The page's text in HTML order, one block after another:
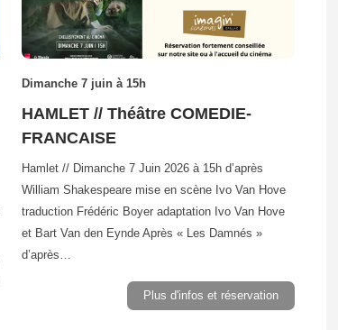
Dimanche 7 juin à 15h
HAMLET // Théâtre COMEDIE-
FRANCAISE
Hamlet // Dimanche 7 Juin 2026 à 15h d’après
William Shakespeare mise en scène Ivo Van Hove
traduction Frédéric Boyer adaptation Ivo Van Hove
et Bart Van den Eynde Après « Les Damnés »
d’après…
Plus d'infos et réservation